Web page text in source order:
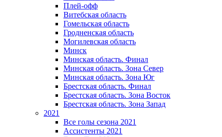
Плей-офф
Витебская область
Гомельская область
Гродненская область
Могилевская область
Минск
Mинская область. Финал
Минская область. Зона Север
Минская область. Зона Юг
Брестская область. Финал
Брестская область. Зона Восток
Брестская область. Зона Запад
2021
Все голы сезона 2021
Ассистенты 2021